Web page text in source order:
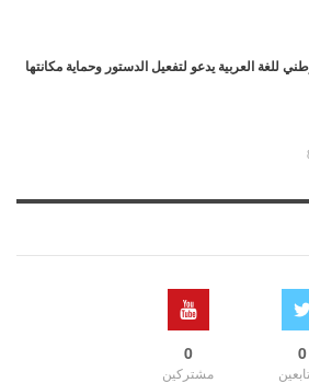
للغة العربية يدعو لتفعيل الدستور وحماية مكانتها
0
0
مشتركين